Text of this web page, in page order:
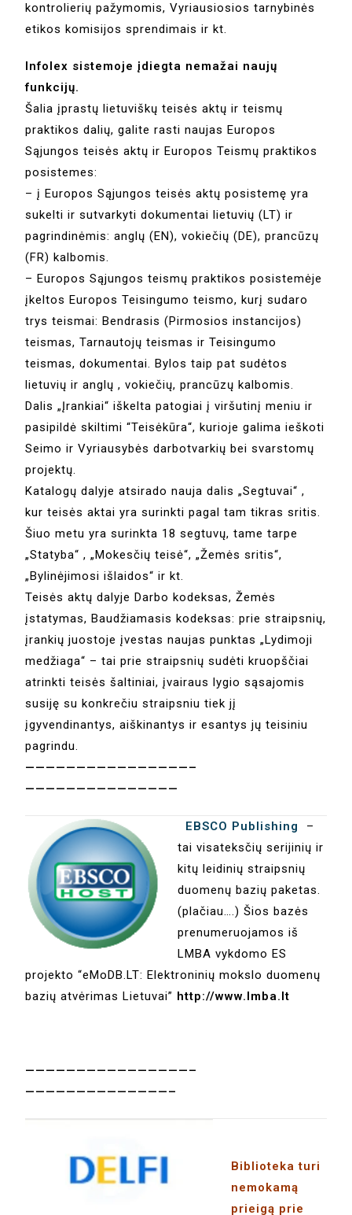
kontrolierių pažymomis, Vyriausiosios tarnybinės
etikos komisijos sprendimais ir kt.
Infolex sistemoje įdiegta nemažai naujų
funkcijų.
Šalia įprastų lietuviškų teisės aktų ir teismų
praktikos dalių, galite rasti naujas Europos
Sąjungos teisės aktų ir Europos Teismų praktikos
posistemes:
– į Europos Sąjungos teisės aktų posistemę yra
sukelti ir sutvarkyti dokumentai lietuvių (LT) ir
pagrindinėmis: anglų (EN), vokiečių (DE), prancūzų
(FR) kalbomis.
– Europos Sąjungos teismų praktikos posistemėje
įkeltos Europos Teisingumo teismo, kurį sudaro
trys teismai: Bendrasis (Pirmosios instancijos)
teismas, Tarnautojų teismas ir Teisingumo
teismas, dokumentai. Bylos taip pat sudėtos
lietuvių ir anglų , vokiečių, prancūzų kalbomis.
Dalis „Įrankiai“ iškelta patogiai į viršutinį meniu ir
pasipildė skiltimi “Teisėkūra“, kurioje galima ieškoti
Seimo ir Vyriausybės darbotvarkių bei svarstomų
projektų.
Katalogų dalyje atsirado nauja dalis „Segtuvai“ ,
kur teisės aktai yra surinkti pagal tam tikras sritis.
Šiuo metu yra surinkta 18 segtuvų, tame tarpe
„Statyba“ , „Mokesčių teisė“, „Žemės sritis“,
„Bylinėjimosi išlaidos“ ir kt.
Teisės aktų dalyje Darbo kodeksas, Žemės
įstatymas, Baudžiamasis kodeksas: prie straipsnių,
įrankių juostoje įvestas naujas punktas „Lydimoji
medžiaga“ – tai prie straipsnių sudėti kruopščiai
atrinkti teisės šaltiniai, įvairaus lygio sąsajomis
susiję su konkrečiu straipsniu tiek jį
įgyvendinantys, aiškinantys ir esantys jų teisiniu
pagrindu.
————————————————–
———————————————
EBSCO Publishing
–
tai visateksčių serijinių ir
kitų leidinių straipsnių
duomenų bazių paketas.
(plačiau….) Šios bazės
prenumeruojamos iš
LMBA vykdomo ES
projekto “eMoDB.LT: Elektroninių mokslo duomenų
bazių atvėrimas Lietuvai” http://www.lmba.lt
————————————————–
——————————————–
Biblioteka turi
nemokamą
prieigą prie